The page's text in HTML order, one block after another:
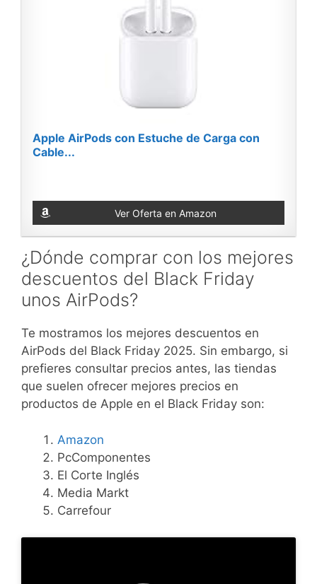
Apple AirPods con Estuche de Carga con
Cable...
Ver Oferta en Amazon
¿Dónde comprar con los mejores
descuentos del Black Friday
unos AirPods?
Te mostramos los mejores descuentos en
AirPods del Black Friday 2025. Sin embargo, si
prefieres consultar precios antes, las tiendas
que suelen ofrecer mejores precios en
productos de Apple en el Black Friday son:
Amazon
PcComponentes
El Corte Inglés
Media Markt
Carrefour